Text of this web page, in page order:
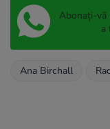
Abonați-vă
a
Ana Birchall